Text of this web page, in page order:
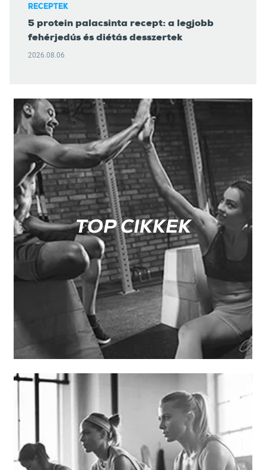
RECEPTEK
5 protein palacsinta recept: a legjobb
fehérjedús és diétás desszertek
2026.08.06
TOP CIKKEK